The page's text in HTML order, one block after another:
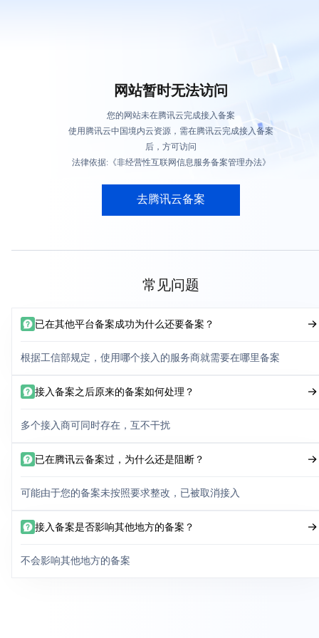
网站暂时无法访问
您的网站未在腾讯云完成接入备案
使用腾讯云中国境内云资源，需在腾讯云完成接入备案
后，方可访问
法律依据:《非经营性互联网信息服务备案管理办法》
去腾讯云备案
常见问题
已在其他平台备案成功为什么还要备案？
根据工信部规定，使用哪个接入的服务商就需要在哪里备案
接入备案之后原来的备案如何处理？
多个接入商可同时存在，互不干扰
已在腾讯云备案过，为什么还是阻断？
可能由于您的备案未按照要求整改，已被取消接入
接入备案是否影响其他地方的备案？
不会影响其他地方的备案